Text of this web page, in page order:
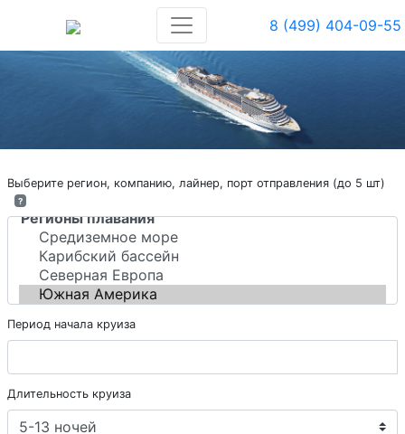
8 (499) 404-09-55
Выберите регион, компанию, лайнер, порт отправления (до 5 шт)
?
Период начала круиза
Длительность круиза